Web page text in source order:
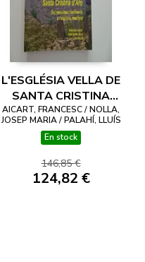
L'ESGLÉSIA VELLA DE
SANTA CRISTINA
D'ARO. DEL
MONUMENT
TARDOANTIC A
L'ESGLÉSIA
MEDIEVAL
AICART, FRANCESC / NOLLA,
JOSEP MARIA / PALAHÍ, LLUÍS
En stock
146,85 €
124,82 €